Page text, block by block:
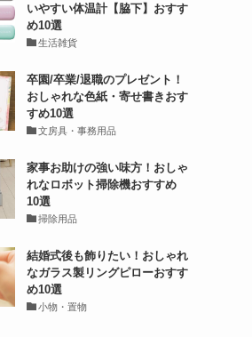
いやすい体温計【脇下】おすす
め10選
生活雑貨
卒園/卒業/退職のプレゼント！
おしゃれな色紙・寄せ書きおす
すめ10選
文房具・事務用品
家事お助けの強い味方！おしゃ
れなロボット掃除機おすすめ
10選
掃除用品
結婚式後も飾りたい！おしゃれ
なガラス製リングピローおすす
め10選
小物・置物